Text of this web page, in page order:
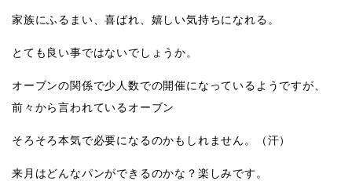
家族にふるまい、喜ばれ、嬉しい気持ちになれる。
とても良い事ではないでしょうか。
オーブンの関係で少人数での開催になっているようですが、
前々から言われているオーブン
そろそろ本気で必要になるのかもしれません。（汗）
来月はどんなパンができるのかな？楽しみです。